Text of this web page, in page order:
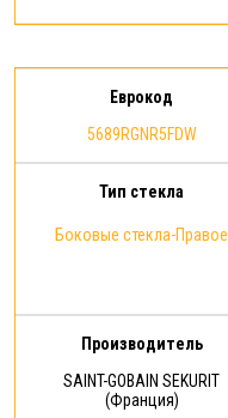
Еврокод
5689RGNR5FDW
Тип стекла
Боковые стекла-Правое
Производитель
SAINT-GOBAIN SEKURIT
(Франция)